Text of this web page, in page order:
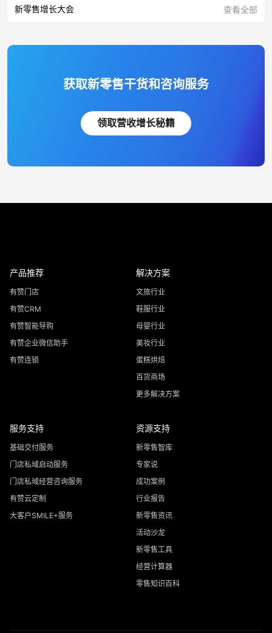
新零售增长大会 查看全部
获取新零售干货和咨询服务
领取营收增长秘籍
产品推荐
有赞门店
有赞CRM
有赞智能导购
有赞企业微信助手
有赞连锁
解决方案
文旅行业
鞋服行业
母婴行业
美妆行业
蛋糕烘焙
百货商场
更多解决方案
服务支持
基础交付服务
门店私域启动服务
门店私域经营咨询服务
有赞云定制
大客户SMILE+服务
资源支持
新零售智库
专家说
成功案例
行业报告
新零售资讯
活动沙龙
新零售工具
经营计算器
零售知识百科